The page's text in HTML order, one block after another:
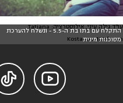
התקלח עם בתו בת ה-5.5 - ונשלח להערכת
מסוכנות מינית
עו"ד גילה עיני, אילוסטרציה: Tatiana
Kostareva,123rf.com

